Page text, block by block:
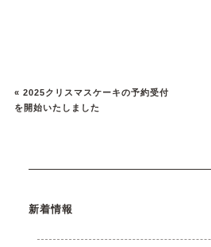
« 2025クリスマスケーキの予約受付
を開始いたしました
新着情報